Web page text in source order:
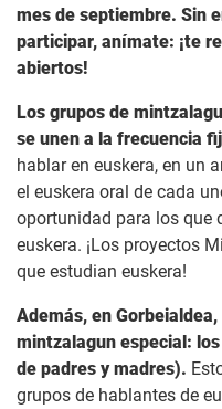
mes de septiembre. Sin
participar, anímate: ¡te
abiertos!
Los grupos de
se unen a la frecuencia
hablar en euskera, en un
el euskera oral de cada
oportunidad para los que
euskera. ¡Los proyectos
que estudian euskera!
Además, en
mintzalagun especial:
de padres y madres).
grupos de hablantes de